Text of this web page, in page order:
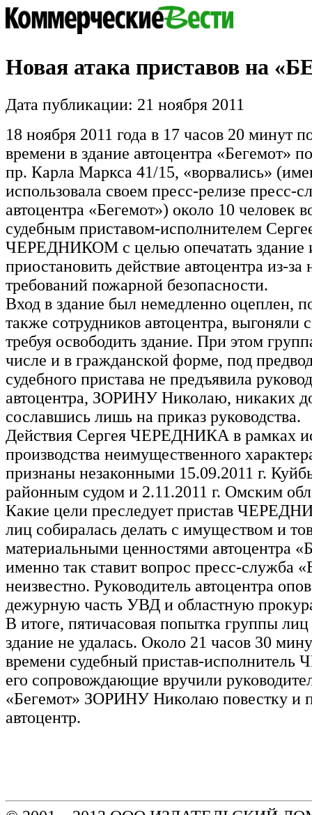
Новая атака приставов на
Дата публикации: 21 ноября 2011
18 ноября 2011 года в 17 часов 20 минут
времени в здание автоцентра «Бегемот»
пр. Карла Маркса 41/15, «ворвались»
использовала своем пресс-релизе пресс-
автоцентра «Бегемот») около 10 человек
судебным приставом-исполнителем
ЧЕРЕДНИКОМ с целью опечатать здание
приостановить действие автоцентра из-
требований пожарной безопасности.
Вход в здание был немедленно оцеплен,
также сотрудников автоцентра, выгоняли
требуя освободить здание. При этом
числе и в гражданской форме, под
судебного пристава не предъявила
автоцентра, ЗОРИНУ Николаю, никаких
сославшись лишь на приказ руководства.
Действия Сергея ЧЕРЕДНИКА в рамках
производства неимущественного
признаны незаконными 15.09.2011 г.
районным судом и 2.11.2011 г. Омским
Какие цели преследует пристав
лиц собиралась делать с имуществом и
материальными ценностями автоцентра
именно так ставит вопрос пресс-служба
неизвестно. Руководитель автоцентра
дежурную часть УВД и областную
В итоге, пятичасовая попытка группы лиц
здание не удалась. Около 21 часов 30
времени судебный пристав-
его сопровождающие вручили
«Бегемот» ЗОРИНУ Николаю повестку и
автоцентр.